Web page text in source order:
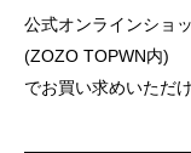
公式オンラインショ
(ZOZO TOPWN内)
でお買い求めいただけ